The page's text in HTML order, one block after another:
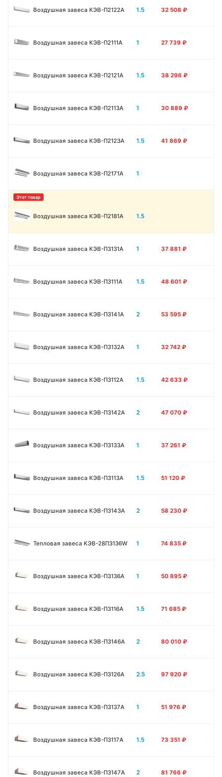
Воздушная завеса КЭВ-П2122А 1.5 32 508 ₽
Воздушная завеса КЭВ-П2111A 1 27 739 ₽
Воздушная завеса КЭВ-П2121A 1.5 38 296 ₽
Воздушная завеса КЭВ-П2113A 1 30 889 ₽
Воздушная завеса КЭВ-П2123A 1.5 41 869 ₽
Воздушная завеса КЭВ-П2171A 1
Воздушная завеса КЭВ-П2181A 1.5
Воздушная завеса КЭВ-П3131A 1 37 881 ₽
Воздушная завеса КЭВ-П3111A 1.5 48 601 ₽
Воздушная завеса КЭВ-П3141A 2 53 595 ₽
Воздушная завеса КЭВ-П3132A 1 32 742 ₽
Воздушная завеса КЭВ-П3112A 1.5 42 633 ₽
Воздушная завеса КЭВ-П3142A 2 47 070 ₽
Воздушная завеса КЭВ-П3133А 1 37 261 ₽
Воздушная завеса КЭВ-П3113А 1.5 51 120 ₽
Воздушная завеса КЭВ-П3143А 2 58 230 ₽
Тепловая завеса КЭВ-28П3136W 1 74 835 ₽
Воздушная завеса КЭВ-П3136A 1 50 895 ₽
Воздушная завеса КЭВ-П3116A 1.5 71 685 ₽
Воздушная завеса КЭВ-П3146A 2 80 010 ₽
Воздушная завеса КЭВ-П3126A 2.5 97 920 ₽
Воздушная завеса КЭВ-П3137A 1 51 976 ₽
Воздушная завеса КЭВ-П3117A 1.5 73 351 ₽
Воздушная завеса КЭВ-П3147A 2 81 766 ₽